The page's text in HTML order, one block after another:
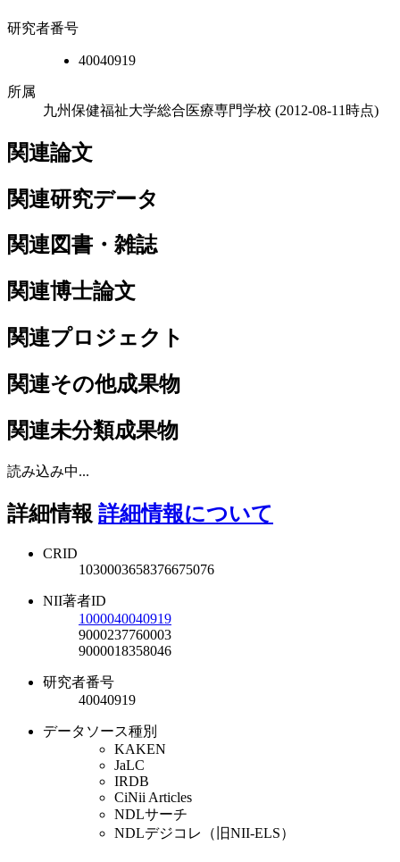
研究者番号
40040919
所属
九州保健福祉大学総合医療専門学校 (2012-08-11時点)
関連論文
関連研究データ
関連図書・雑誌
関連博士論文
関連プロジェクト
関連その他成果物
関連未分類成果物
読み込み中...
詳細情報 詳細情報について
CRID
1030003658376675076
NII著者ID
1000040040919
9000237760003
9000018358046
研究者番号
40040919
データソース種別
KAKEN
JaLC
IRDB
CiNii Articles
NDLサーチ
NDLデジコレ（旧NII-ELS）